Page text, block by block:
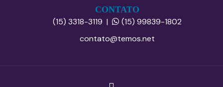
CONTATO
(15) 3318-3119 |
(15) 99839-1802
contato@temos.net